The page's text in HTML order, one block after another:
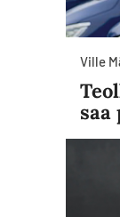
Ville
saa